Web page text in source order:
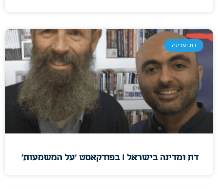
דת ומדינה
דת ומדינה בישראל I בפודקאסט 'על המשמעות'